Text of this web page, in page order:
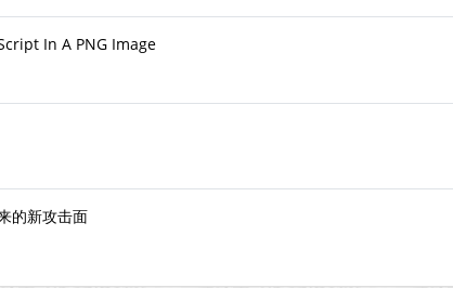
In A PNG Image
的新攻击面